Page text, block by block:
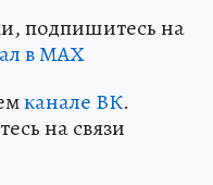
подпишитесь на
в МАХ
канале ВК.
на связи